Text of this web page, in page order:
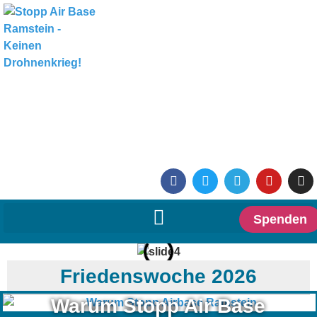
Spenden
Friedenswoche 2026
Warum Stopp Air Base